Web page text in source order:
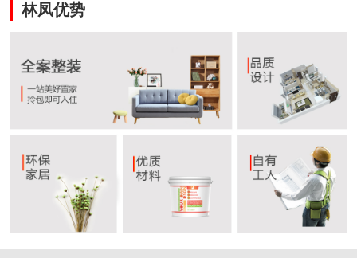
林凤优势